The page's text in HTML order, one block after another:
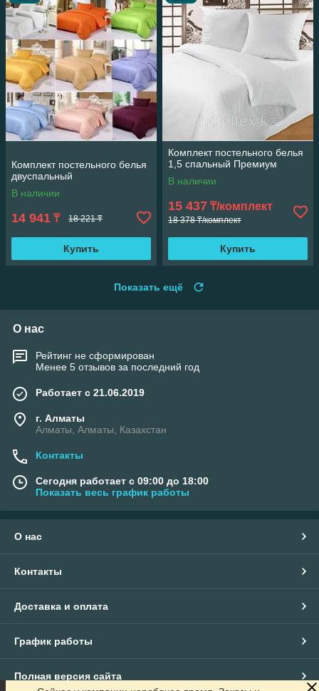
Комплект постельного белья
двуспальный
В наличии
14 941 ₸ 18 221 ₸
Купить
Комплект постельного белья
1,5 спальный Премиум
В наличии
15 437 ₸/комплект
18 378 ₸/комплект
Купить
Показать ещё
О нас
Рейтинг не сформирован
Менее 5 отзывов за последний год
Работает с 21.06.2019
г. Алматы
Алматы, Алматы, Казахстан
Контакты
Сегодня работает с 09:00 до 18:00
Показать весь график работы
О нас
Контакты
Доставка и оплата
График работы
Полная версия сайта